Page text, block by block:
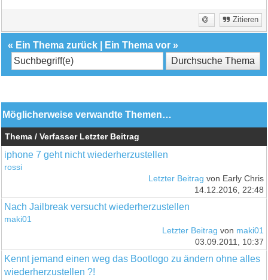
Zitieren
« Ein Thema zurück Ein Thema vor »
Möglicherweise verwandte Themen…
Thema / Verfasser Letzter Beitrag
iphone 7 geht nicht wiederherzustellen
rossi
Letzter Beitrag von Early Chris
14.12.2016, 22:48
Nach Jailbreak versucht wiederherzustellen
maki01
Letzter Beitrag von maki01
03.09.2011, 10:37
Kennt jemand einen weg das Bootlogo zu ändern ohne alles
wiederherzustellen ?!